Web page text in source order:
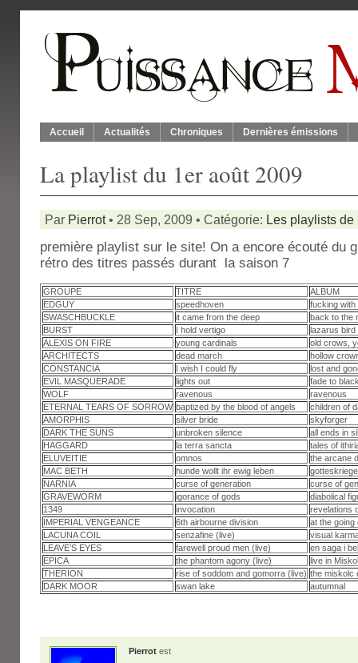
Accueil Actualités Chroniques Dernières émissions
La playlist du 1er août 2009
Par Pierrot• 28 Sep, 2009 • Catégorie: Les playlists
première playlist sur le site! On a encore écouté du
rétro des titres passés durant la saison 7
GROUPE TITRE
ALBUM
EDGUY
speedhoven
fucking with
SWASCHBUCKLE
it came from the deep
back to the
BURST
I hold vertigo
lazarus bird
ALEXIS ON FIRE
young cardinals
old crows,
ARCHITECTS
dead march
hollow
CONSTANCIA
I wish I could fly
lost and
EVIL MASQUERADE
lights out
fade to
WOLF
ravenous
ravenous
ETERNAL TEARS OF SORROW baptized by the blood of angels
children of
AMORPHIS
silver bride
skyforger
DARK THE SUNS
unbroken silence
all ends in
HAGGARD
la terra sancta
tales of
ELUVEITIE
omnos
the arcane
MAC BETH
hunde wollt ihr ewig leben
NARNIA
curse of generation
curse of
GRAVEWORM
igorance of gods
diabolical
1349
invocation
revelations
IMPERIAL VENGEANCE
6th airbourne division
at the going
LACUNA COIL
senzafine (live)
visual
LEAVE’S EYES
farewell proud men (live)
en saga i
EPICA
the phantom agony (live)
live in
THERION
rise of soddom and gomorra (live) the miskolc
DARK MOOR
swan lake autumnal
Pierrot est